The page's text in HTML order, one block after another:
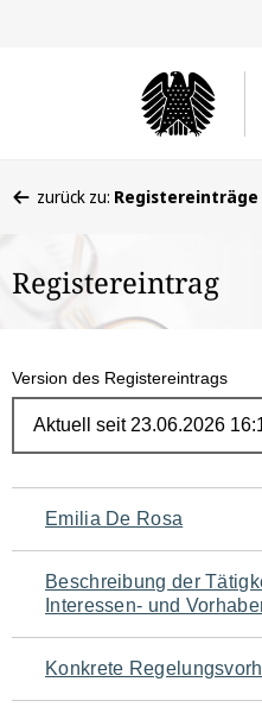
befinden
hier:
zurück zu: Registereinträge
Registereintrag
Version des Registereintrags
Navigation
für
den
Seiteninhalt
Emilia De Rosa
Beschreibung der
Interessen- und
Konkrete